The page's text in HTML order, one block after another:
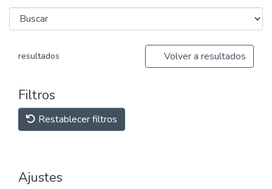
resultados Volver a resultados
Filtros
Restablecer filtros
Ajustes